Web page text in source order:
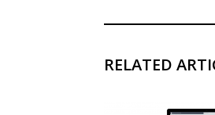
RELATED